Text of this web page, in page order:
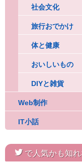
社会文化
旅行おでかけ
体と健康
おいしいもの
DIYと雑貨
Web制作
IT小話
twitterで人気かも知